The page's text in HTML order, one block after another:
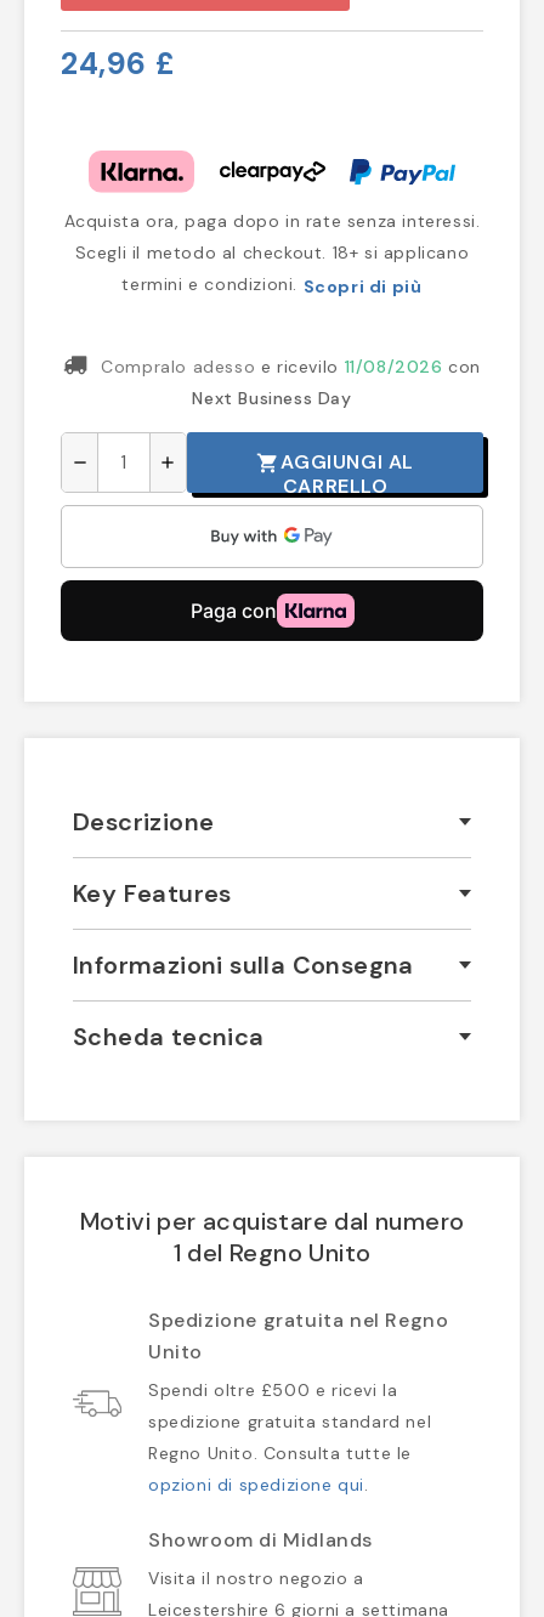
24,96 £
Acquista ora, paga dopo in rate senza interessi.
Scegli il metodo al checkout. 18+ si applicano
termini e condizioni. Scopri di più
Compralo adesso e ricevilo 11/08/2026 con
Next Business Day
remove add shopping_cartAGGIUNGI AL
CARRELLO
Descrizione
Key Features
Informazioni sulla Consegna
Scheda tecnica
Motivi per acquistare dal numero
1 del Regno Unito
Spedizione gratuita nel Regno
Unito
Spendi oltre £500 e ricevi la
spedizione gratuita standard nel
Regno Unito. Consulta tutte le
opzioni di spedizione qui.
Showroom di Midlands
Visita il nostro negozio a
Leicestershire 6 giorni a settimana